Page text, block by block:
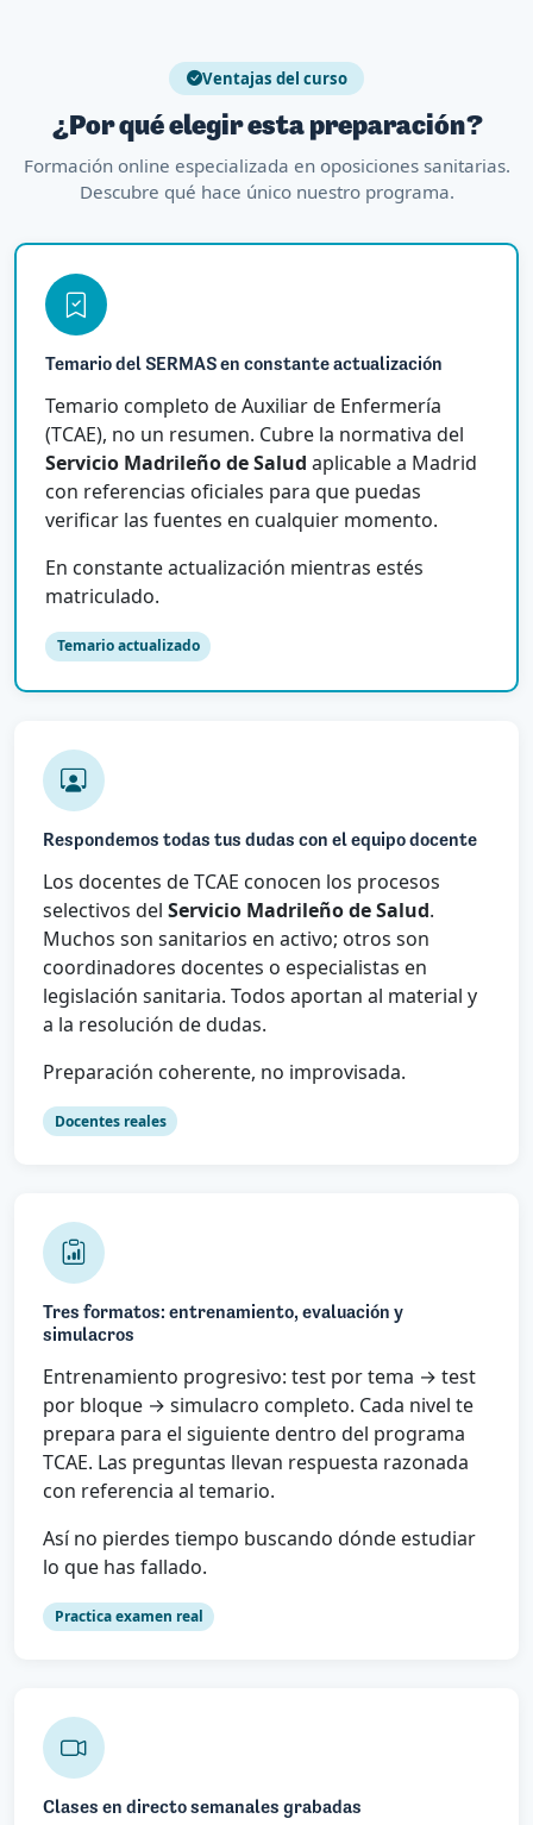
Ventajas del curso
¿Por qué elegir esta preparación?
Formación online especializada en oposiciones sanitarias.
Descubre qué hace único nuestro programa.
Temario del SERMAS en constante actualización
Temario completo de Auxiliar de Enfermería
(TCAE), no un resumen. Cubre la normativa del
Servicio Madrileño de Salud aplicable a Madrid
con referencias oficiales para que puedas
verificar las fuentes en cualquier momento.
En constante actualización mientras estés
matriculado.
Temario actualizado
Respondemos todas tus dudas con el equipo docente
Los docentes de TCAE conocen los procesos
selectivos del Servicio Madrileño de Salud.
Muchos son sanitarios en activo; otros son
coordinadores docentes o especialistas en
legislación sanitaria. Todos aportan al material y
a la resolución de dudas.
Preparación coherente, no improvisada.
Docentes reales
Tres formatos: entrenamiento, evaluación y
simulacros
Entrenamiento progresivo: test por tema → test
por bloque → simulacro completo. Cada nivel te
prepara para el siguiente dentro del programa
TCAE. Las preguntas llevan respuesta razonada
con referencia al temario.
Así no pierdes tiempo buscando dónde estudiar
lo que has fallado.
Practica examen real
Clases en directo semanales grabadas